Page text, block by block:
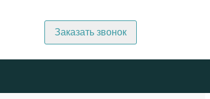
Заказать звонок